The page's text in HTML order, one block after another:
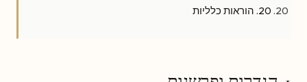
20. הוראות כלליות